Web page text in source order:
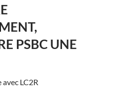
PSBC UNE
LC2R